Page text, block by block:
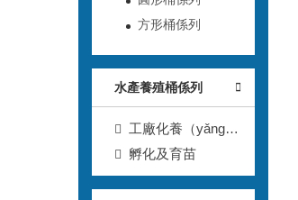
方形桶係列
水產養殖桶係列
工廠化養（yǎng）
殖桶孵化及育苗